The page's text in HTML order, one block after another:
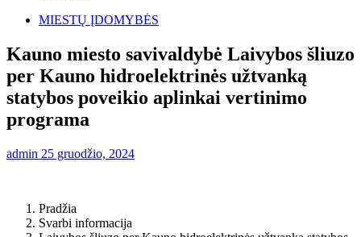
MIESTŲ ĮDOMYBĖS
Kauno miesto savivaldybė Laivybos šliuzo
per Kauno hidroelektrinės užtvanką
statybos poveikio aplinkai vertinimo
programa
admin 25 gruodžio, 2024
Pradžia
Svarbi informacija